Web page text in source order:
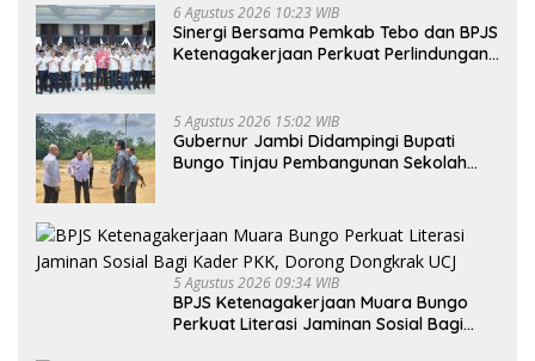
6 Agustus 2026 10:23 WIB
Sinergi Bersama Pemkab Tebo dan BPJS
Ketenagakerjaan Perkuat Perlindungan
5 Agustus 2026 15:02 WIB
Gubernur Jambi Didampingi Bupati
Bungo Tinjau Pembangunan Sekolah
5 Agustus 2026 09:34 WIB
BPJS Ketenagakerjaan Muara Bungo
Perkuat Literasi Jaminan Sosial Bagi